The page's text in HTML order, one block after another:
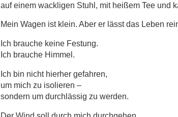
auf einem wackligen Stuhl, mit heißem Tee und
Mein Wagen ist klein. Aber er lässt das Leben
Ich brauche keine Festung.
Ich brauche Himmel.
Ich bin nicht hierher gefahren,
um mich zu isolieren –
sondern um durchlässig zu werden.